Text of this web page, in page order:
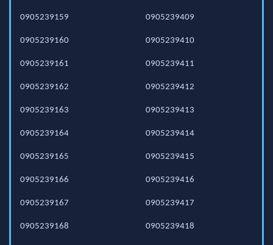
0905239159
0905239160
0905239161
0905239162
0905239163
0905239164
0905239165
0905239166
0905239167
0905239168
0905239409
0905239410
0905239411
0905239412
0905239413
0905239414
0905239415
0905239416
0905239417
0905239418